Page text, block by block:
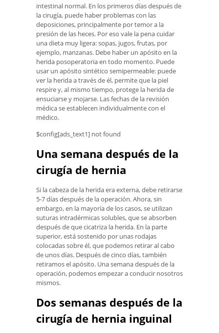
intestinal normal. En los primeros días después de
la cirugía, puede haber problemas con las
deposiciones, principalmente por temor a la
presión de las heces. Por eso vale la pena cuidar
una dieta muy ligera: sopas, jugos, frutas, por
ejemplo, manzanas. Debe haber un apósito en la
herida posoperatoria en todo momento. Puede
usar un apósito sintético semipermeable: puede
ver la herida a través de él, permite que la piel
respire y, al mismo tiempo, protege la herida de
ensuciarse y mojarse. Las fechas de la revisión
médica se establecen individualmente con el
médico.
$config[ads_text1] not found
Una semana después de la
cirugía de hernia
Si la cabeza de la herida era externa, debe retirarse
5-7 días después de la operación. Ahora, sin
embargo, en la mayoría de los casos, se utilizan
suturas intradérmicas solubles, que se absorben
después de que cicatriza la herida. En la parte
superior, está sostenido por unas rodajas
colocadas sobre él, que podemos retirar al cabo
de unos días. Después de cinco días, también
retiramos el apósito. Una semana después de la
operación, podemos empezar a conducir nosotros
mismos.
Dos semanas después de la
cirugía de hernia inguinal